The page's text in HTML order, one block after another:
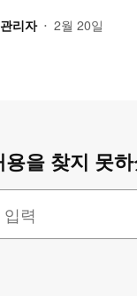
리자 • 2월 20일
을 찾지 못